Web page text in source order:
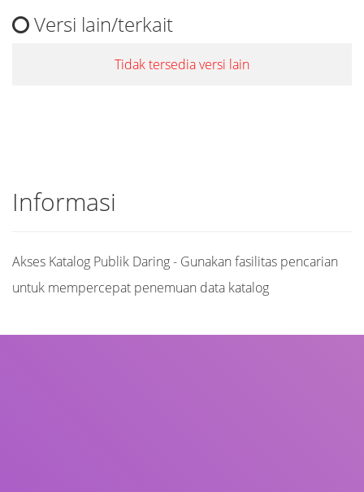
Versi lain/terkait
Tidak tersedia versi lain
Informasi
Akses Katalog Publik Daring - Gunakan fasilitas pencarian
untuk mempercepat penemuan data katalog